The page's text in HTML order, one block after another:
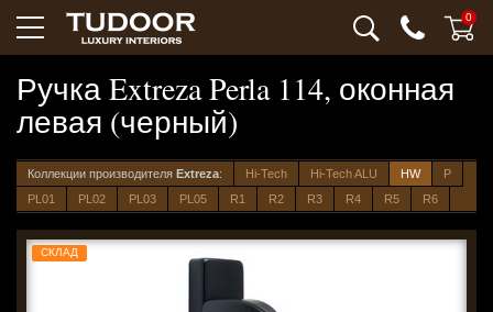
0
Ручка Extreza Perla 114, оконная
левая (черный)
Коллекции производителя Extreza: Hi-Tech Hi-Tech ALU HW
P
PL01
PL02 PL03 PL05 R1 R2 R3 R4 R5 R6
СКЛАД